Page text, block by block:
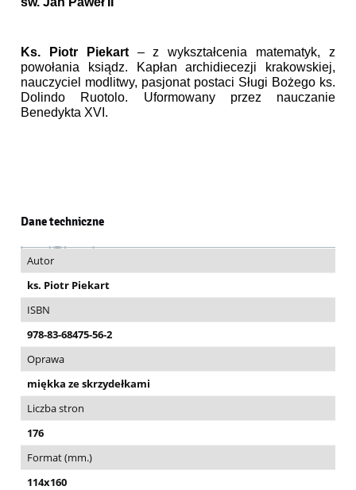
Ks. Piotr Piekart– z wykształcenia matematyk, z
powołania ksiądz. Kapłan archidiecezji krakowskiej,
nauczyciel modlitwy, pasjonat postaci Sługi Bożego ks.
Dolindo Ruotolo. Uformowany przez nauczanie
Benedykta XVI.
Dane techniczne
Autor
ks. Piotr Piekart
ISBN
978-83-68475-56-2
Oprawa
miękka ze skrzydełkami
Liczba stron
176
Format (mm.)
114x160